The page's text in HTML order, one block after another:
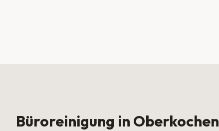
Büroreinigung in Oberkochen